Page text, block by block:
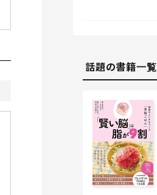
話題の書籍一覧